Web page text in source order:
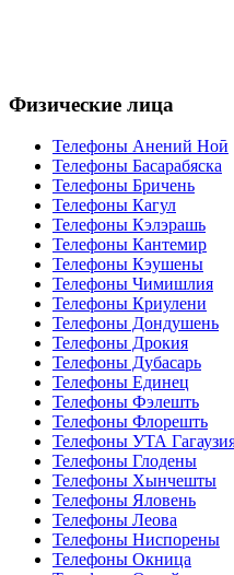
Физические лица
Телефоны Анений Ноӣ
Телефоны Басарабяска
Телефоны Бричень
Телефоны Кагул
Телефоны Кэлэрашь
Телефоны Кантемир
Телефоны Кэушены
Телефоны Чимишлия
Телефоны Криулени
Телефоны Дондушень
Телефоны Дрокия
Телефоны Дубасарь
Телефоны Единец
Телефоны Фэлешть
Телефоны Флорешть
Телефоны УТА
Телефоны Глодены
Телефоны Хынчешты
Телефоны Яловень
Телефоны Леова
Телефоны Ниспорены
Телефоны Окница